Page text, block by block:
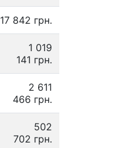
17 842 грн.
1 019
141 грн.
2 611
466 грн.
502
702 грн.